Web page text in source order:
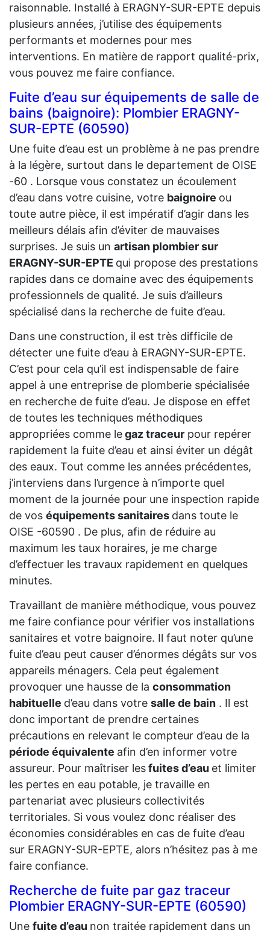
raisonnable. Installé à ERAGNY-SUR-EPTE depuis
plusieurs années, j’utilise des équipements
performants et modernes pour mes
interventions. En matière de rapport qualité-prix,
vous pouvez me faire confiance.
Fuite d’eau sur équipements de salle de
bains (baignoire): Plombier ERAGNY-
SUR-EPTE (60590)
Une fuite d’eau est un problème à ne pas prendre
à la légère, surtout dans le departement de OISE
-60 . Lorsque vous constatez un écoulement
d’eau dans votre cuisine, votre baignoire ou
toute autre pièce, il est impératif d’agir dans les
meilleurs délais afin d’éviter de mauvaises
surprises. Je suis un artisan plombier sur
ERAGNY-SUR-EPTE qui propose des prestations
rapides dans ce domaine avec des équipements
professionnels de qualité. Je suis d’ailleurs
spécialisé dans la recherche de fuite d’eau.
Dans une construction, il est très difficile de
détecter une fuite d’eau à ERAGNY-SUR-EPTE.
C’est pour cela qu’il est indispensable de faire
appel à une entreprise de plomberie spécialisée
en recherche de fuite d’eau. Je dispose en effet
de toutes les techniques méthodiques
appropriées comme legaz traceur pour repérer
rapidement la fuite d’eau et ainsi éviter un dégât
des eaux. Tout comme les années précédentes,
j’interviens dans l’urgence à n’importe quel
moment de la journée pour une inspection rapide
de vos équipements sanitaires dans toute le
OISE -60590 . De plus, afin de réduire au
maximum les taux horaires, je me charge
d’effectuer les travaux rapidement en quelques
minutes.
Travaillant de manière méthodique, vous pouvez
me faire confiance pour vérifier vos installations
sanitaires et votre baignoire. Il faut noter qu’une
fuite d’eau peut causer d’énormes dégâts sur vos
appareils ménagers. Cela peut également
provoquer une hausse de la consommation
habituelle d’eau dans votre salle de bain . Il est
donc important de prendre certaines
précautions en relevant le compteur d’eau de la
période équivalente afin d’en informer votre
assureur. Pour maîtriser lesfuites d’eau et limiter
les pertes en eau potable, je travaille en
partenariat avec plusieurs collectivités
territoriales. Si vous voulez donc réaliser des
économies considérables en cas de fuite d’eau
sur ERAGNY-SUR-EPTE, alors n’hésitez pas à me
faire confiance.
Recherche de fuite par gaz traceur
Plombier ERAGNY-SUR-EPTE (60590)
Une fuite d’eau non traitée rapidement dans un